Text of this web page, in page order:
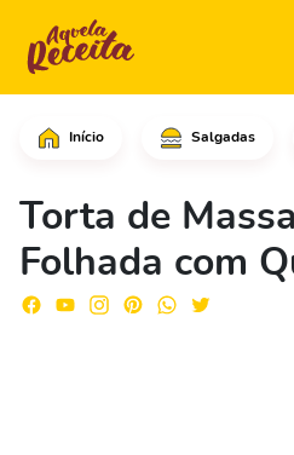
Início Salgadas
Torta de Massa
Folhada com
Comece